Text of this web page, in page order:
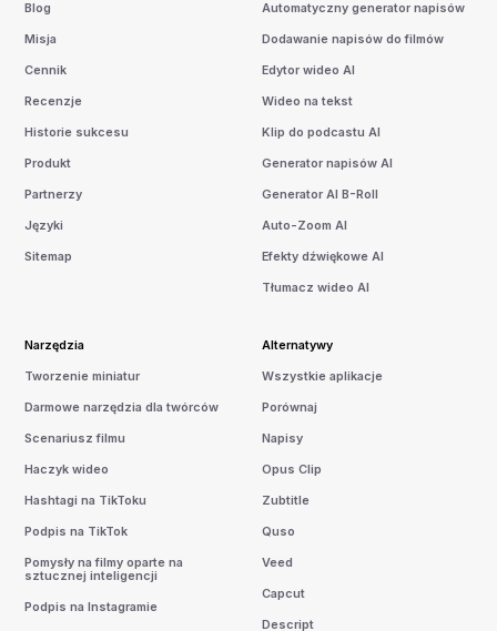
Blog
Misja
Cennik
Recenzje
Historie sukcesu
Produkt
Partnerzy
Języki
Sitemap
Automatyczny generator napisów
Dodawanie napisów do filmów
Edytor wideo AI
Wideo na tekst
Klip do podcastu AI
Generator napisów AI
Generator AI B-Roll
Auto-Zoom AI
Efekty dźwiękowe AI
Tłumacz wideo AI
Narzędzia
Tworzenie miniatur
Darmowe narzędzia dla twórców
Scenariusz filmu
Haczyk wideo
Hashtagi na TikToku
Podpis na TikTok
Pomysły na filmy oparte na
sztucznej inteligencji
Podpis na Instagramie
Alternatywy
Wszystkie aplikacje
Porównaj
Napisy
Opus Clip
Zubtitle
Quso
Veed
Capcut
Descript